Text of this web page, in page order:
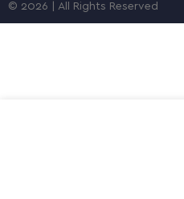
© 2026 | All Rights Reserved